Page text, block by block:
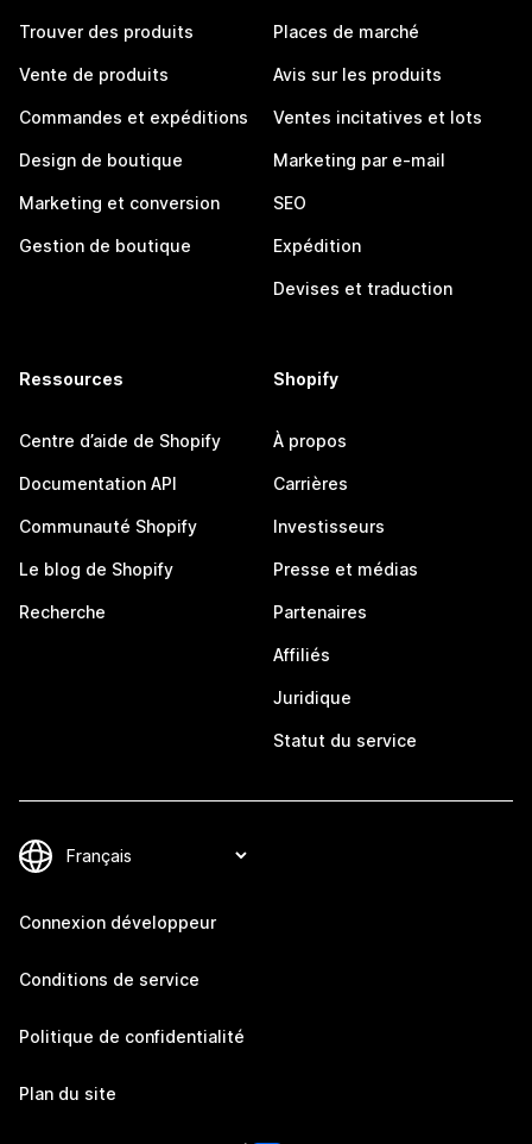
Trouver des produits
Vente de produits
Commandes et expéditions
Design de boutique
Marketing et conversion
Gestion de boutique
Places de marché
Avis sur les produits
Ventes incitatives et lots
Marketing par e-mail
SEO
Expédition
Devises et traduction
Ressources
Centre d’aide de Shopify
Documentation API
Communauté Shopify
Le blog de Shopify
Recherche
Shopify
À propos
Carrières
Investisseurs
Presse et médias
Partenaires
Affiliés
Juridique
Statut du service
Connexion développeur
Conditions de service
Politique de confidentialité
Plan du site